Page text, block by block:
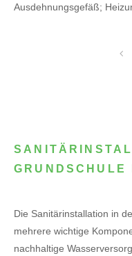
Ausdehnungsgefäß;
GRUNDSCHULE
Die Sanitärinstallation in
mehrere wichtige
nachhaltige